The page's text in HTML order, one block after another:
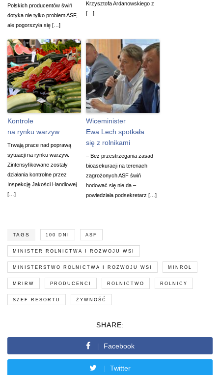
Polskich producentów świń
dotyka nie tylko problem ASF,
ale pogorszyła się […]
Krzysztofa Ardanowskiego z
[…]
Kontrole
na rynku warzyw
Trwają prace nad poprawą
sytuacji na rynku warzyw.
Zintensyfikowane zostały
działania kontrolne przez
Inspekcję Jakości Handlowej
[…]
Wiceminister
Ewa Lech spotkała
się z rolnikami
– Bez przestrzegania zasad
bioasekuracji na terenach
zagrożonych ASF świń
hodować się nie da –
powiedziała podsekretarz […]
TAGS 100 DNI ASF
MINISTER ROLNICTWA I ROZWOJU WSI
MINISTERSTWO ROLNICTWA I ROZWOJU WSI MINROL
MRIRW PRODUCENCI ROLNICTWO ROLNICY
SZEF RESORTU ŻYWNOŚĆ
SHARE:
Facebook
Twitter